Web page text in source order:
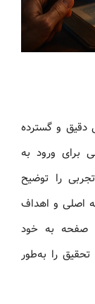
دقیق و گسترده
برای ورود به
را توضیح
اصلی و اهداف
صفحه به خود
را به‌طور